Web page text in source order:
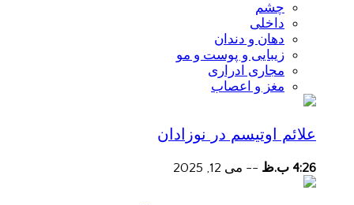
چشم
داخلی
دهان و دندان
زیبایی و پوست و مو
مجاری ادراری
مغز و اعصاب
علائم اوتیسم در نوزادان
4:26 ب.ظ -- می 12, 2025